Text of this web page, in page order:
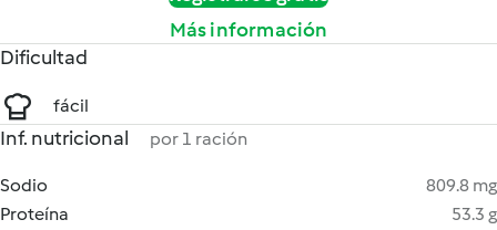
Más información
Dificultad
fácil
Inf. nutricional por 1 ración
Sodio
809.8 mg
Proteína
53.3 g